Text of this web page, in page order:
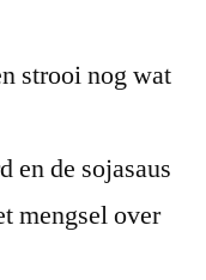
strooi nog wat
en de sojasaus
mengsel over